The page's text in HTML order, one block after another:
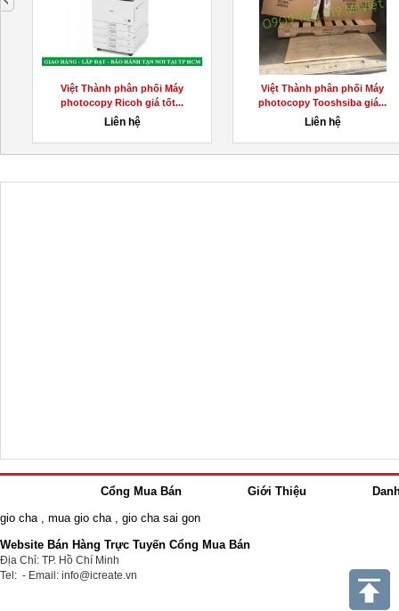
Việt Thành phân phối Máy
photocopy Ricoh giá tốt...
Liên hệ
Việt Thành phân phối Máy
photocopy Tooshsiba giá...
Liên hệ
Cổng Mua Bán Giới Thiệu
gio cha
mua gio cha
gio cha sai gon
Website Bán Hàng Trực Tuyến Cổng Mua Bán
Địa Chỉ: TP. Hồ Chí Minh
Tel: - Email: info@icreate.vn